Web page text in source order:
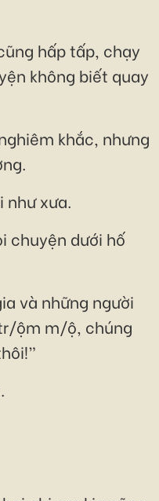
hấp tấp, chạy
không biết quay
khắc, nhưng
như xưa.
chuyện dưới hố
và những người
ộm m/ộ, chúng